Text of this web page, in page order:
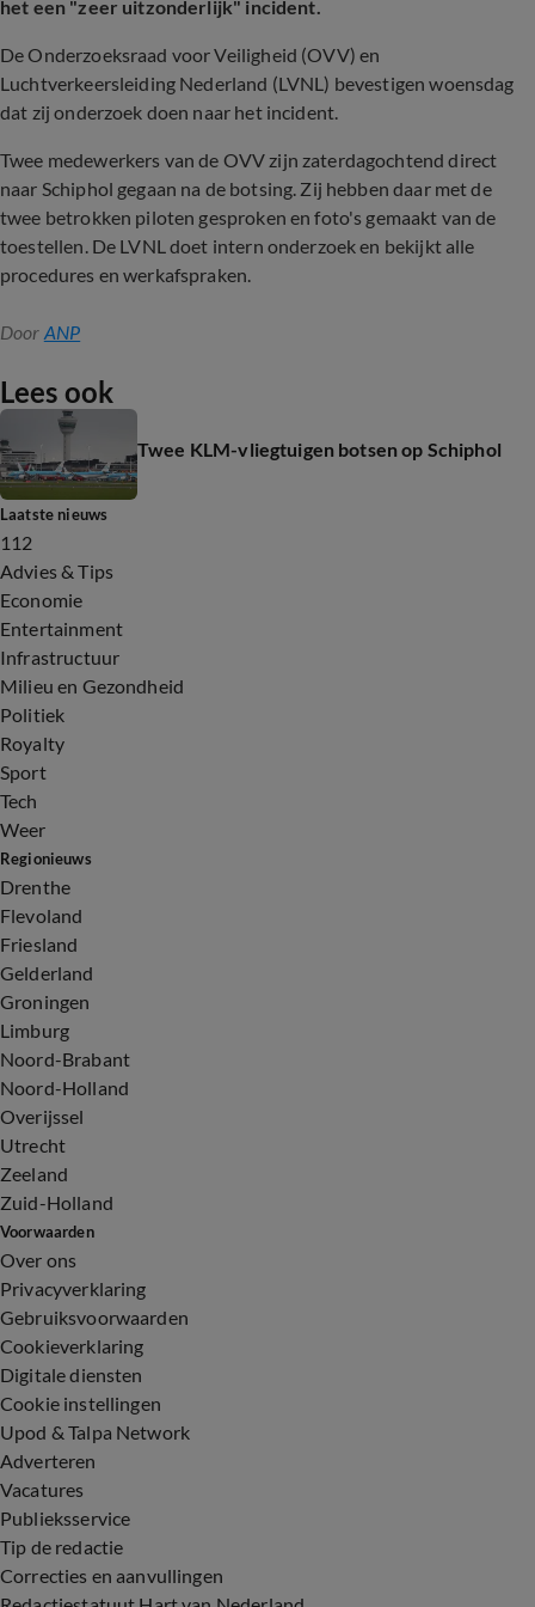
het een "zeer uitzonderlijk" incident.
De Onderzoeksraad voor Veiligheid (OVV) en
Luchtverkeersleiding Nederland (LVNL) bevestigen woensdag
dat zij onderzoek doen naar het incident.
Twee medewerkers van de OVV zijn zaterdagochtend direct
naar Schiphol gegaan na de botsing. Zij hebben daar met de
twee betrokken piloten gesproken en foto's gemaakt van de
toestellen. De LVNL doet intern onderzoek en bekijkt alle
procedures en werkafspraken.
Door ANP
Lees ook
Twee KLM-vliegtuigen botsen op Schiphol
Laatste nieuws
112
Advies & Tips
Economie
Entertainment
Infrastructuur
Milieu en Gezondheid
Politiek
Royalty
Sport
Tech
Weer
Regionieuws
Drenthe
Flevoland
Friesland
Gelderland
Groningen
Limburg
Noord-Brabant
Noord-Holland
Overijssel
Utrecht
Zeeland
Zuid-Holland
Voorwaarden
Over ons
Privacyverklaring
Gebruiksvoorwaarden
Cookieverklaring
Digitale diensten
Cookie instellingen
Upod & Talpa Network
Adverteren
Vacatures
Publieksservice
Tip de redactie
Correcties en aanvullingen